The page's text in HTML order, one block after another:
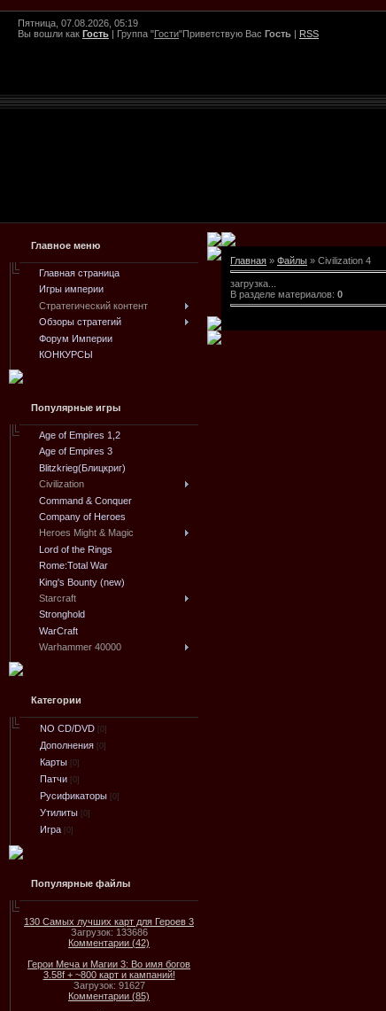
Пятница, 07.08.2026, 05:19
Вы вошли как Гость | Группа "Гости"Приветствую Вас Гость | RSS
Главное меню
Главная страница
Игры империи
Стратегический контент
Обзоры стратегий
Форум Империи
КОНКУРСЫ
Популярные игры
Age of Empires 1,2
Age of Empires 3
Blitzkrieg(Блицкриг)
Civilization
Command & Conquer
Company of Heroes
Heroes Might & Magic
Lord of the Rings
Rome:Total War
King's Bounty (new)
Starcraft
Stronghold
WarCraft
Warhammer 40000
Категории
NO CD/DVD [0]
Дополнения [0]
Карты [0]
Патчи [0]
Русификаторы [0]
Утилиты [0]
Игра [0]
Популярные файлы
130 Самых лучших карт для Героев 3
Загрузок: 133686
Комментарии (42)
Герои Меча и Магии 3: Во имя богов
3.58f + ~800 карт и кампаний!
Загрузок: 91627
Комментарии (85)
Главная » Файлы » Civilization 4
загрузка...
В разделе материалов: 0